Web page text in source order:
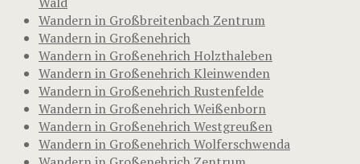
Wandern in Großbreitenbach Zentrum
Wandern in Großenehrich
Wandern in Großenehrich Holzthaleben
Wandern in Großenehrich Kleinwenden
Wandern in Großenehrich Rustenfelde
Wandern in Großenehrich Weißenborn
Wandern in Großenehrich Westgreußen
Wandern in Großenehrich Wolferschwenda